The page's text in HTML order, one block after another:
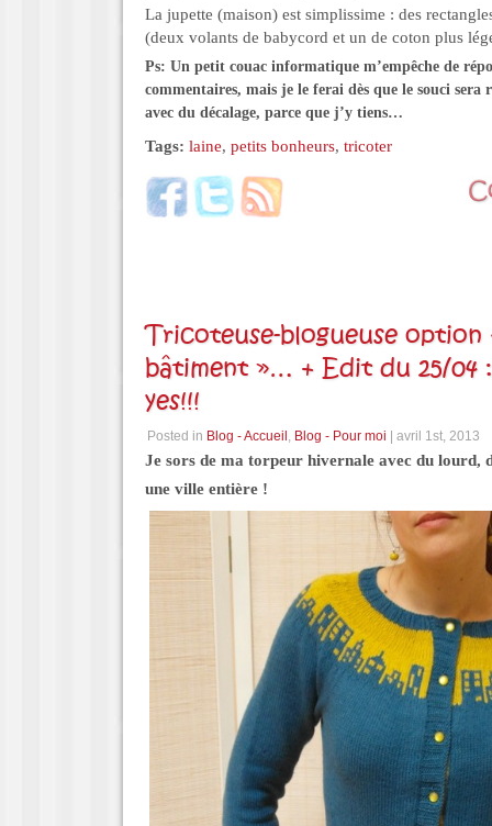
La jupette (maison) est simplissime : des
(deux volants de babycord et un de coton plus
Ps: Un petit couac informatique m’empêche de
commentaires, mais je le ferai dès que le souci sera
avec du décalage, parce que j’y tiens…
Tags: laine, petits bonheurs, tricoter
Tricoteuse-blogueuse option
bâtiment »… + Edit du 25/04
yes!!!
Posted in Blog - Accueil , Blog - Pour moi | avril 1st, 2013
Je sors de ma torpeur hivernale avec du
une ville entière !